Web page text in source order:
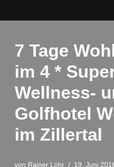
springen
7 Tage
im 4 *
Wellness-
Golfhotel
im Zillertal
von Rainer Löhr 19. Juni